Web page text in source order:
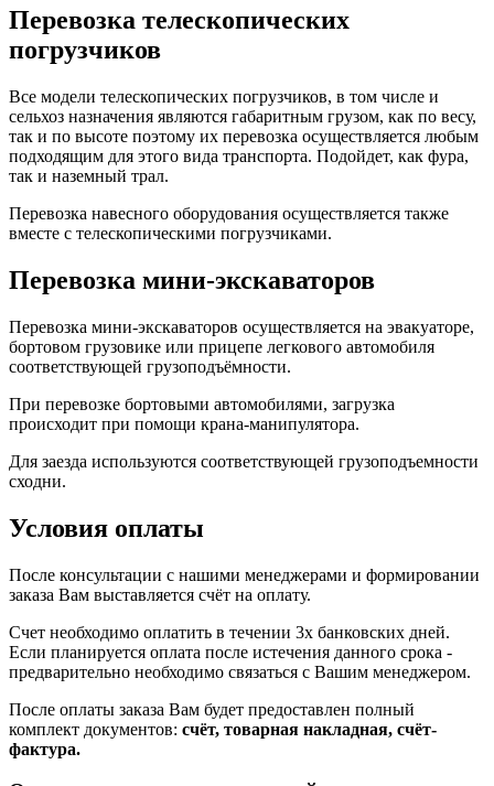
Перевозка телескопических
погрузчиков
Все модели телескопических погрузчиков, в том числе и
сельхоз назначения являются габаритным грузом, как по весу,
так и по высоте поэтому их перевозка осуществляется любым
подходящим для этого вида транспорта. Подойдет, как фура,
так и наземный трал.
Перевозка навесного оборудования осуществляется также
вместе с телескопическими погрузчиками.
Перевозка мини-экскаваторов
Перевозка мини-экскаваторов осуществляется на эвакуаторе,
бортовом грузовике или прицепе легкового автомобиля
соответствующей грузоподъёмности.
При перевозке бортовыми автомобилями, загрузка
происходит при помощи крана-манипулятора.
Для заезда используются соответствующей грузоподъемности
сходни.
Условия оплаты
После консультации с нашими менеджерами и формировании
заказа Вам выставляется счёт на оплату.
Счет необходимо оплатить в течении 3х банковских дней.
Если планируется оплата после истечения данного срока -
предварительно необходимо связаться с Вашим менеджером.
После оплаты заказа Вам будет предоставлен полный
комплект документов: счёт, товарная накладная, счёт-
фактура.